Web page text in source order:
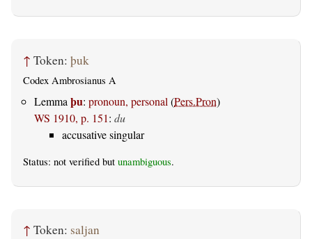
↑ Token: þuk
Codex Ambrosianus A
Lemmaþu: pronoun, personal(Pers.Pron)
WS 1910, p. 151: du
accusative singular
Status: not verified but unambiguous.
↑ Token: saljan